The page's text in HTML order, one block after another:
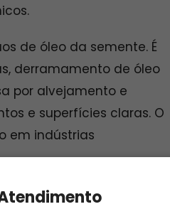
de óleo da semente. É
derramamento de óleo
por alvejamento e
e superfícies claras. O
em indústrias